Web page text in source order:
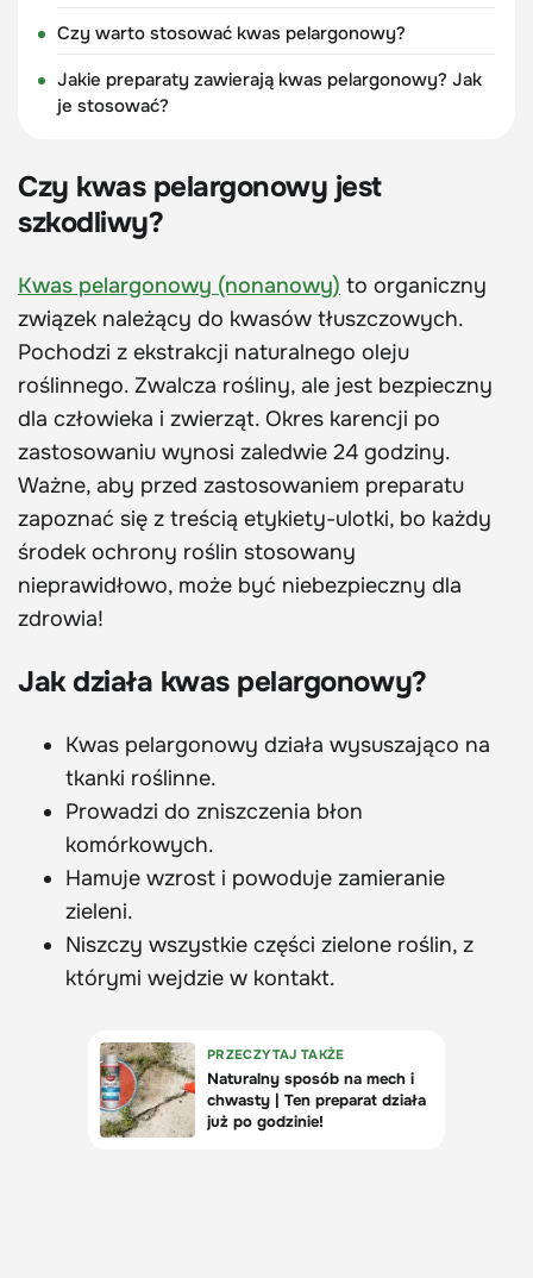
Czy warto stosować kwas pelargonowy?
Jakie preparaty zawierają kwas pelargonowy? Jak
je stosować?
Czy kwas pelargonowy jest
szkodliwy?
Kwas pelargonowy (nonanowy) to organiczny
związek należący do kwasów tłuszczowych.
Pochodzi z ekstrakcji naturalnego oleju
roślinnego. Zwalcza rośliny, ale jest bezpieczny
dla człowieka i zwierząt. Okres karencji po
zastosowaniu wynosi zaledwie 24 godziny.
Ważne, aby przed zastosowaniem preparatu
zapoznać się z treścią etykiety-ulotki, bo każdy
środek ochrony roślin stosowany
nieprawidłowo, może być niebezpieczny dla
zdrowia!
Jak działa kwas pelargonowy?
Kwas pelargonowy działa wysuszająco na
tkanki roślinne.
Prowadzi do zniszczenia błon
komórkowych.
Hamuje wzrost i powoduje zamieranie
zieleni.
Niszczy wszystkie części zielone roślin, z
którymi wejdzie w kontakt.